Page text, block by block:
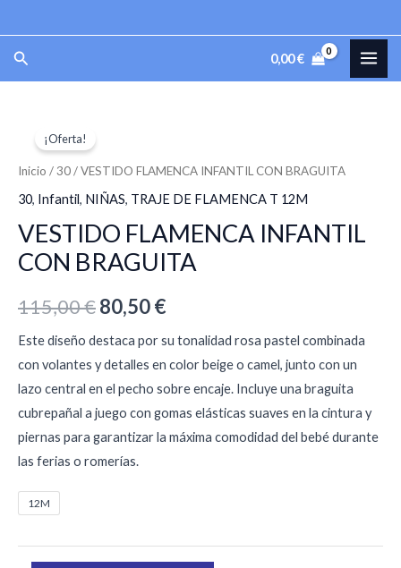
al
contenido
Buscar 0,00€
¡Oferta!
Inicio /30/ VESTIDO FLAMENCA INFANTIL CON BRAGUITA
30, Infantil, NIÑAS, TRAJE DE FLAMENCA T 12M
VESTIDO FLAMENCA INFANTIL
CON BRAGUITA
115,00€
precio
original
era:
115,00 €.
80,50€
precio
actual
es:
80,50 €.
Este diseño destaca por su tonalidad rosa pastel combinada
con volantes y detalles en color beige o camel, junto con un
lazo central en el pecho sobre encaje. Incluye una braguita
cubrepañal a juego con gomas elásticas suaves en la cintura y
piernas para garantizar la máxima comodidad del bebé durante
las ferias o romerías.
12M
FLAMENCA
INFANTIL
CON
cantidad